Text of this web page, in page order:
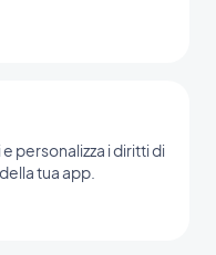
personalizza i diritti di
tua app.